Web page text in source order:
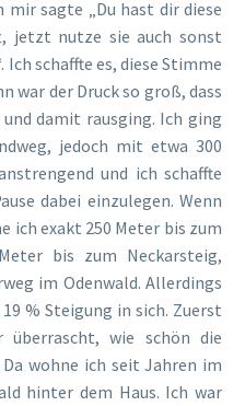
sagte „Du hast dir diese
jetzt nutze sie auch sonst
Ich schaffte es, diese Stimme
war der Druck so groß, dass
damit rausging. Ich ging
jedoch mit etwa 300
und ich schaffte
dabei einzulegen. Wenn
ich exakt 250 Meter bis zum
bis zum Neckarsteig,
im Odenwald. Allerdings
% Steigung in sich. Zuerst
wie schön die
wohne ich seit Jahren im
hinter dem Haus. Ich war